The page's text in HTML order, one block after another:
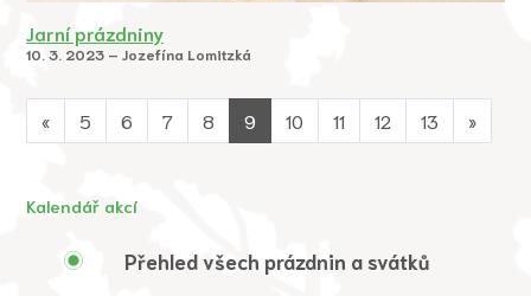
Jarní prázdniny
10. 3. 2023 – Jozefína Lomitzká
« 5 6 7 8 9 10 11 12 13 »
Kalendář akcí
Přehled všech prázdnin a svátků